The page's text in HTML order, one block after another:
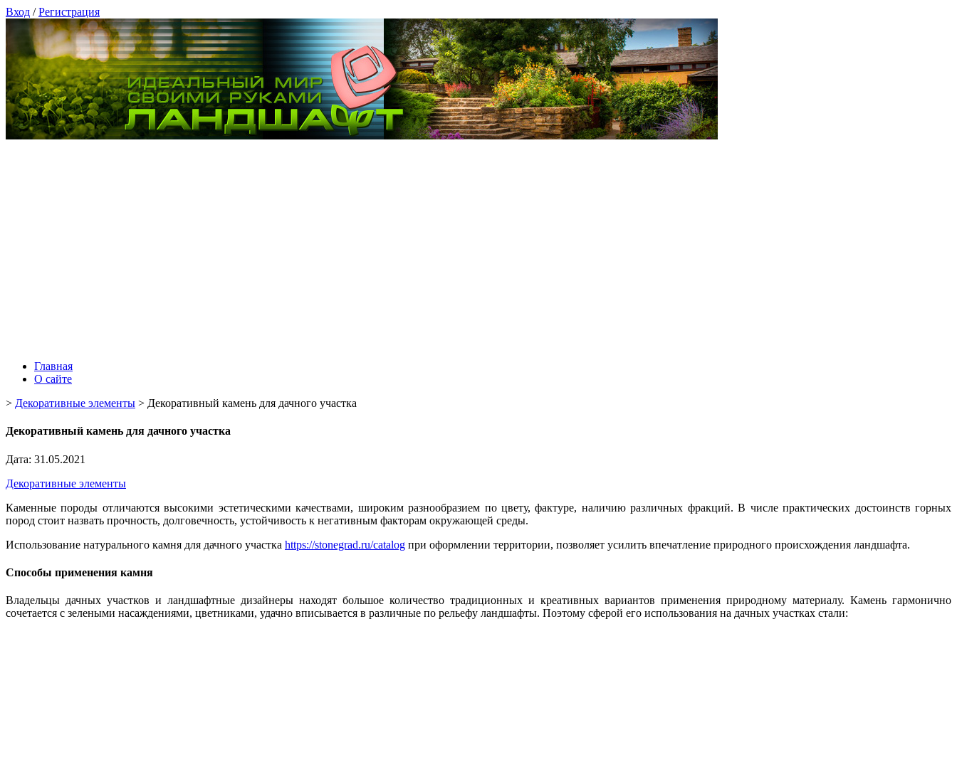
Вход /Регистрация
Главная
О сайте
> Декоративные элементы > Декоративный камень для дачного участка
Декоративный камень для дачного участка
Дата: 31.05.2021
Декоративные элементы
Каменные породы отличаются высокими эстетическими качествами, широким разнообразием по цвету, фактуре, наличию различных фракций. В числе практических достоинств горных
пород стоит назвать прочность, долговечность, устойчивость к негативным факторам окружающей среды.
Использование натурального камня для дачного участка https://stonegrad.ru/catalog при оформлении территории, позволяет усилить впечатление природного происхождения ландшафта.
Способы применения камня
Владельцы дачных участков и ландшафтные дизайнеры находят большое количество традиционных и креативных вариантов применения природному материалу. Камень гармонично
сочетается с зелеными насаждениями, цветниками, удачно вписывается в различные по рельефу ландшафты. Поэтому сферой его использования на дачных участках стали: